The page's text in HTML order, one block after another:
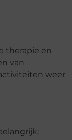
therapie en
van
weer